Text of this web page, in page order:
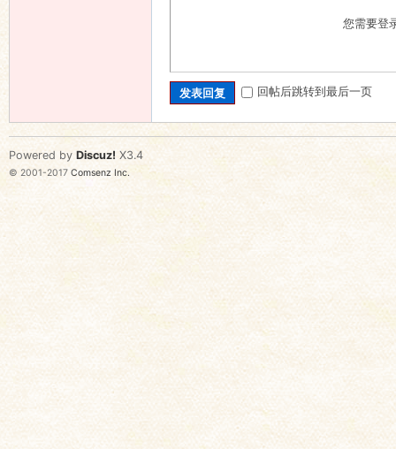
您需要登
发表回复 回帖后跳转到最后一页
Powered by Discuz! X3.4
© 2001-2017 Comsenz Inc.